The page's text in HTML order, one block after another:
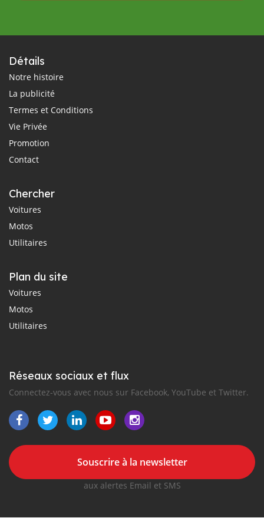
Détails
Notre histoire
La publicité
Termes et Conditions
Vie Privée
Promotion
Contact
Chercher
Voitures
Motos
Utilitaires
Plan du site
Voitures
Motos
Utilitaires
Réseaux sociaux et flux
Connectez-vous avec nous sur Facebook, YouTube et Twitter.
Souscrire à la newsletter
aux alertes Email et SMS